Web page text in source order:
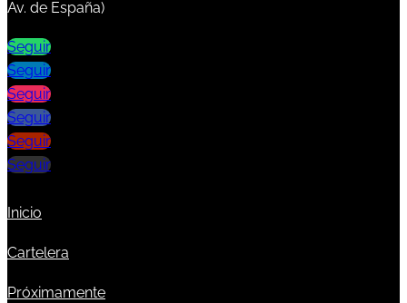
Av. de España)
Seguir
Seguir
Seguir
Seguir
Seguir
Seguir
Inicio
Cartelera
Próximamente